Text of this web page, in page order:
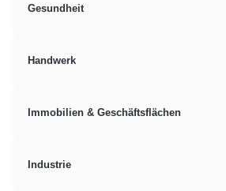
Gesundheit
Handwerk
Immobilien & Geschäftsflächen
Industrie